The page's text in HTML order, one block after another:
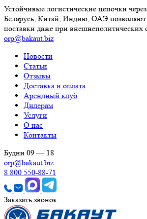
Устойчивые логистические цепочки
Беларусь, Китай, Индию, ОАЭ позволяют
поставки даже при внешнеполитических
orp@bakaut.biz
Новости
Статьи
Отзывы
Доставка и оплата
Арендный клуб
Дилерам
Услуги
О нас
Контакты
Будни 09 — 18
orp@bakaut.biz
8 800 550-88-71
Заказать звонок